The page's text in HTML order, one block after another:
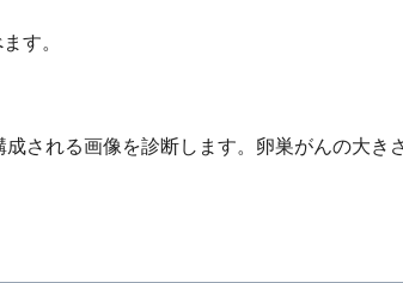
す。
される画像を診断します。卵巣がんの大き